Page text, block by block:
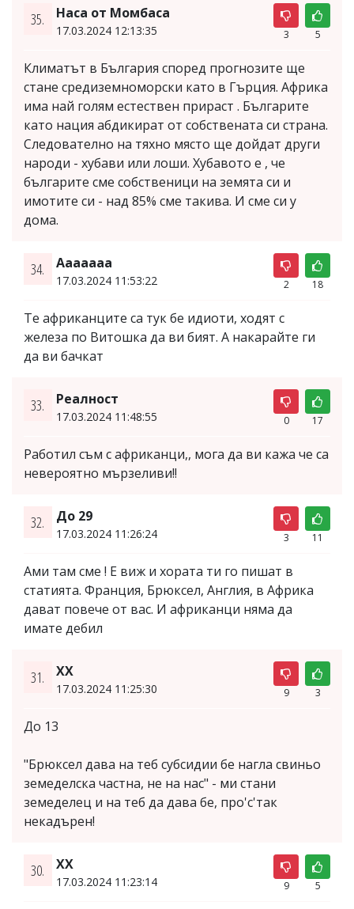
35. Наса от Момбаса
17.03.2024 12:13:35 3 5
Климатът в България според прогнозите ще
стане средиземноморски като в Гърция. Африка
има най голям естествен прираст . Българите
като нация абдикират от собствената си страна.
Следователно на тяхно място ще дойдат други
народи - хубави или лоши. Хубавото е , че
българите сме собственици на земята си и
имотите си - над 85% сме такива. И сме си у
дома.
34. Ааааааа
17.03.2024 11:53:22 2 18
Те африканците са тук бе идиоти, ходят с
железа по Витошка да ви бият. А накарайте ги
да ви бачкат
33. Реалност
17.03.2024 11:48:55 0 17
Работил съм с африканци,, мога да ви кажа че са
невероятно мързеливи!!
32. До 29
17.03.2024 11:26:24 3 11
Ами там сме ! Е виж и хората ти го пишат в
статията. Франция, Брюксел, Англия, в Африка
дават повече от вас. И африканци няма да
имате дебил
31. XX
17.03.2024 11:25:30 9 3
До 13
"Брюксел дава на теб субсидии бе нагла свиньо
земеделска частна, не на нас" - ми стани
земеделец и на теб да дава бе, про'с'так
некадърен!
30. ХХ
17.03.2024 11:23:14 9 5